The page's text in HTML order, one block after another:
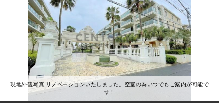
現地外観写真 リノベーションいたしました。空室の為いつでもご案内が可能で
す！